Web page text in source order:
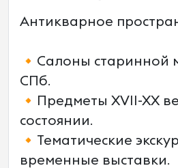
Антикварное
🔸Салоны старинной
СПб.
🔸Предметы XVII-XX
состоянии.
🔸Тематические
временные выставки.